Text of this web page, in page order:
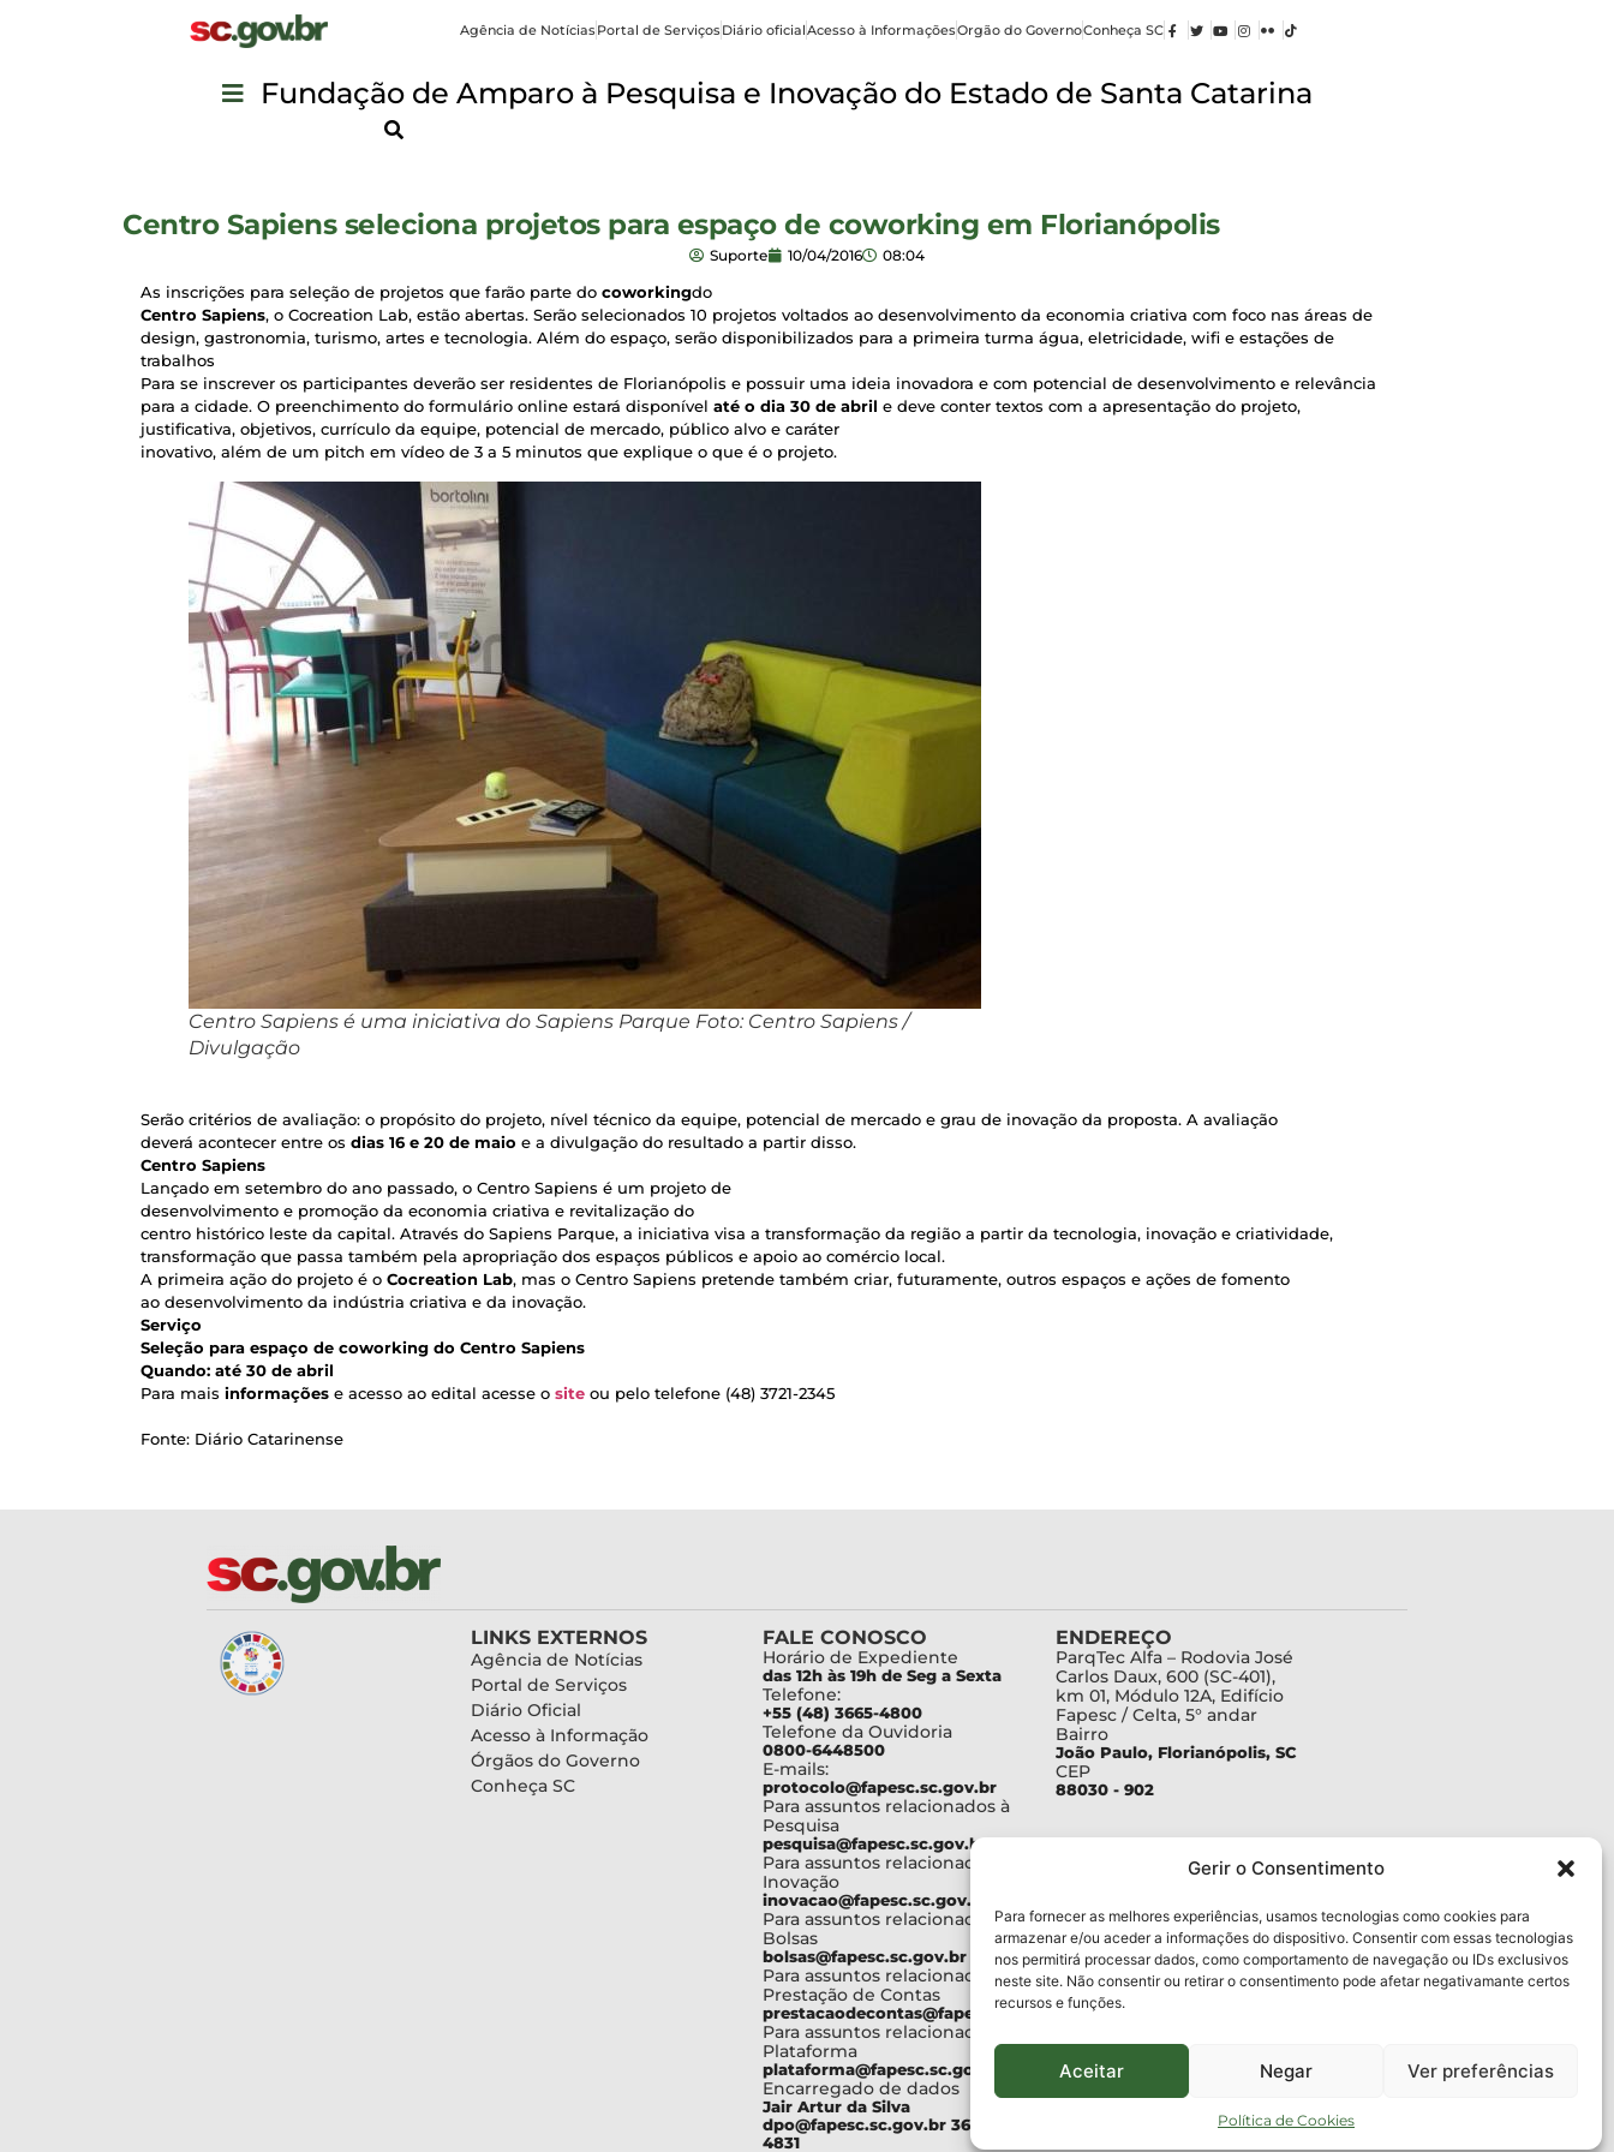
Gerir o Consentimento
Para fornecer as melhores experiências, usamos tecnologias como cookies para
armazenar e/ou aceder a informações do dispositivo. Consentir com essas tecnologias
nos permitirá processar dados, como comportamento de navegação ou IDs exclusivos
neste site. Não consentir ou retirar o consentimento pode afetar negativamante certos
recursos e funções.
Aceitar Negar Ver preferências
Política de Cookies
Agência de NotíciasPortal de ServiçosDiário oficialAcesso à InformaçõesOrgão do GovernoConheça SC
Fundação de Amparo à Pesquisa e Inovação do Estado de Santa Catarina
Centro Sapiens seleciona projetos para espaço de coworking em Florianópolis
Suporte 10/04/2016 08:04
As inscrições para seleção de projetos que farão parte do coworkingdo
Centro Sapiens, o Cocreation Lab, estão abertas. Serão selecionados 10 projetos voltados ao desenvolvimento da economia criativa com foco nas áreas de
design, gastronomia, turismo, artes e tecnologia. Além do espaço, serão disponibilizados para a primeira turma água, eletricidade, wifi e estações de
trabalhos
Para se inscrever os participantes deverão ser residentes de Florianópolis e possuir uma ideia inovadora e com potencial de desenvolvimento e relevância
para a cidade. O preenchimento do formulário online estará disponível até o dia 30 de abril e deve conter textos com a apresentação do projeto,
justificativa, objetivos, currículo da equipe, potencial de mercado, público alvo e caráter
inovativo, além de um pitch em vídeo de 3 a 5 minutos que explique o que é o projeto.
Centro Sapiens é uma iniciativa do Sapiens Parque Foto: Centro Sapiens /
Divulgação
Serão critérios de avaliação: o propósito do projeto, nível técnico da equipe, potencial de mercado e grau de inovação da proposta. A avaliação
deverá acontecer entre os dias 16 e 20 de maio e a divulgação do resultado a partir disso.
Centro Sapiens
Lançado em setembro do ano passado, o Centro Sapiens é um projeto de
desenvolvimento e promoção da economia criativa e revitalização do
centro histórico leste da capital. Através do Sapiens Parque, a iniciativa visa a transformação da região a partir da tecnologia, inovação e criatividade,
transformação que passa também pela apropriação dos espaços públicos e apoio ao comércio local.
A primeira ação do projeto é o Cocreation Lab, mas o Centro Sapiens pretende também criar, futuramente, outros espaços e ações de fomento
ao desenvolvimento da indústria criativa e da inovação.
Serviço
Seleção para espaço de coworking do Centro Sapiens
Quando: até 30 de abril
Para mais informações e acesso ao edital acesse o site ou pelo telefone (48) 3721-2345
Fonte: Diário Catarinense
LINKS EXTERNOS
Agência de Notícias
Portal de Serviços
Diário Oficial
Acesso à Informação
Órgãos do Governo
Conheça SC
FALE CONOSCO
Horário de Expediente
das 12h às 19h de Seg a Sexta
Telefone:
+55 (48) 3665-4800
Telefone da Ouvidoria
0800-6448500
E-mails:
protocolo@fapesc.sc.gov.br
Para assuntos relacionados à
Pesquisa
pesquisa@fapesc.sc.gov.br
Para assuntos relacionados à
Inovação
inovacao@fapesc.sc.gov.br
Para assuntos relacionados à
Bolsas
bolsas@fapesc.sc.gov.br
Para assuntos relacionados à
Prestação de Contas
prestacaodecontas@fapesc.sc.gov.br
Para assuntos relacionados à
Plataforma
plataforma@fapesc.sc.gov.br
Encarregado de dados
Jair Artur da Silva
dpo@fapesc.sc.gov.br 3665-
4831
ENDEREÇO
ParqTec Alfa – Rodovia José
Carlos Daux, 600 (SC-401),
km 01, Módulo 12A, Edifício
Fapesc / Celta, 5° andar
Bairro
João Paulo, Florianópolis, SC
CEP
88030 - 902